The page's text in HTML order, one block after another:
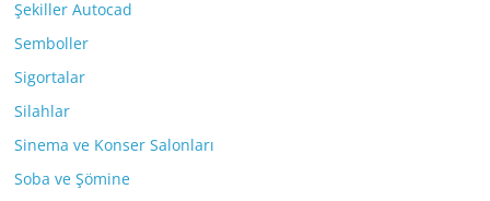
Şekiller Autocad
Semboller
Sigortalar
Silahlar
Sinema ve Konser Salonları
Soba ve Şömine